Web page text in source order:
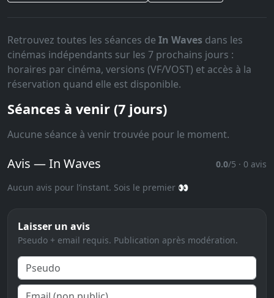
Retrouvez toutes les séances de In Waves dans les
cinémas indépendants sur les 7 prochains jours :
horaires par cinéma, versions (VF/VOST) et accès à la
réservation quand elle est disponible.
Séances à venir (7 jours)
Aucune séance à venir trouvée pour le moment.
Avis — In Waves 0.0/5 · 0 avis
Aucun avis pour l’instant. Sois le premier 👀
Laisser un avis
Pseudo + email requis. Publication après modération.